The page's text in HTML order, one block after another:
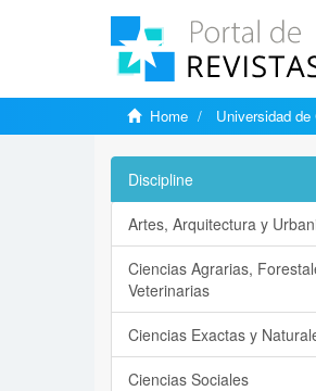
Home Universidad de
Discipline
Artes, Arquitectura y
Ciencias Agrarias,
Veterinarias
Ciencias Exactas y
Ciencias Sociales